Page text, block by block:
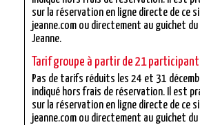
sur la réservation en ligne directe de ce
jeanne.com ou directement au guichet
Jeanne.
Tarif groupe à partir de 21
Pas de tarifs réduits les 24 et 31
indiqué hors frais de réservation. Il est
sur la réservation en ligne directe de ce
jeanne.com ou directement au guichet